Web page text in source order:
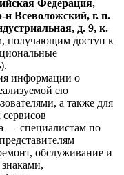
Федерация,
н Всеволожский, г. п.
д. 9, к.
получающим доступ к
).
информации о
ею
а также для
— специалистам по
обслуживание и